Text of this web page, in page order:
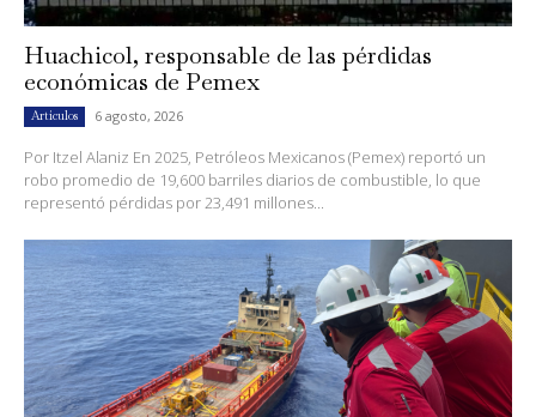
Huachicol, responsable de las pérdidas
económicas de Pemex
Artículos 6 agosto, 2026
Por Itzel Alaniz En 2025, Petróleos Mexicanos (Pemex) reportó un
robo promedio de 19,600 barriles diarios de combustible, lo que
representó pérdidas por 23,491 millones...